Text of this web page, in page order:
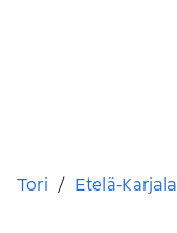
Olet tässä
Tori / Etelä-Karjala